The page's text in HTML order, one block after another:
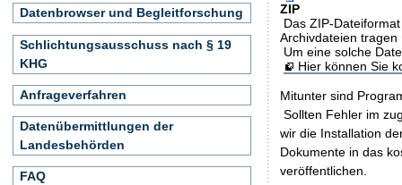
ZIP
Das ZIP-
Archivdateien
Um eine solche
Hier können Sie
Mitunter sind
Sollten Fehler im
wir die Installation
Dokumente in das
veröffentlichen.
Datenbrowser und Begleitforschung
Schlichtungsausschuss nach § 19
KHG
Anfrageverfahren
Datenübermittlungen der
Landesbehörden
FAQ